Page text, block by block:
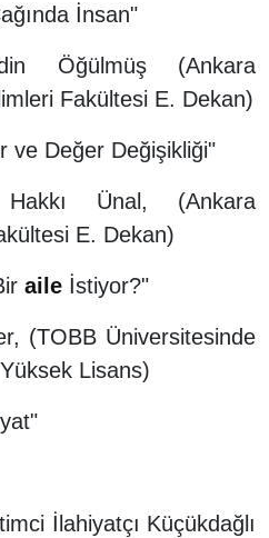
İnsan"
Öğülmüş (Ankara
Fakültesi E. Dekan)
ve Değer Değişikliği"
Ünal, (Ankara
E. Dekan)
aile İstiyor?"
(TOBB Üniversitesinde
Lisans)
İlahiyatçı Küçükdağlı